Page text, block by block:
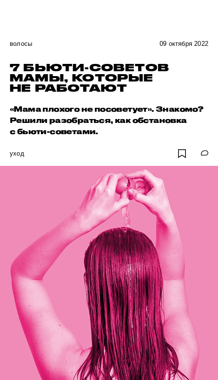
волосы 09 октября 2022
7 БЬЮТИ-СОВЕТОВ
МАМЫ, КОТОРЫЕ
НЕ РАБОТАЮТ
«Мама плохого не посоветует». Знакомо?
Решили разобраться, как обстановка
с бьюти-советами.
уход